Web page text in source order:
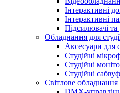
Інтерактивні
Інтерактивні
Підсилювачі та
Обладнання для
Аксесуари для
Студійні
Студійні
Студійні
Світлове обладнання